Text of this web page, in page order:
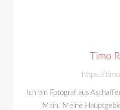
Timo
https://
Ich bin Fotograf aus
Main. Meine